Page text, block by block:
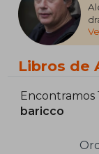
lo
Libros de
Encontramos
baricco